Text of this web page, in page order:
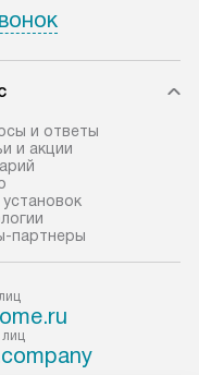
и ответы
и акции
партнеры